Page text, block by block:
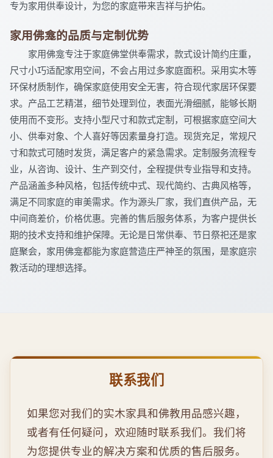
专为家用供奉设计，为您的家庭带来吉祥与护佑。
家用佛龛的品质与定制优势
家用佛龛专注于家庭佛堂供奉需求，款式设计简约庄重，
尺寸小巧适配家用空间，不会占用过多家庭面积。采用实木等
环保材质制作，确保家庭使用安全无害，符合现代家居环保要
求。产品工艺精湛，细节处理到位，表面光滑细腻，能够长期
使用而不变形。支持小型尺寸和款式定制，可根据家庭空间大
小、供奉对象、个人喜好等因素量身打造。现货充足，常规尺
寸和款式可随时发货，满足客户的紧急需求。定制服务流程专
业，从咨询、设计、生产到交付，全程提供专业指导和支持。
产品涵盖多种风格，包括传统中式、现代简约、古典风格等，
满足不同家庭的审美需求。作为源头厂家，我们直供产品，无
中间商差价，价格优惠。完善的售后服务体系，为客户提供长
期的技术支持和维护保障。无论是日常供奉、节日祭祀还是家
庭聚会，家用佛龛都能为家庭营造庄严神圣的氛围，是家庭宗
教活动的理想选择。
联系我们
如果您对我们的实木家具和佛教用品感兴趣，
或者有任何疑问，欢迎随时联系我们。我们将
为您提供专业的解决方案和优质的售后服务。